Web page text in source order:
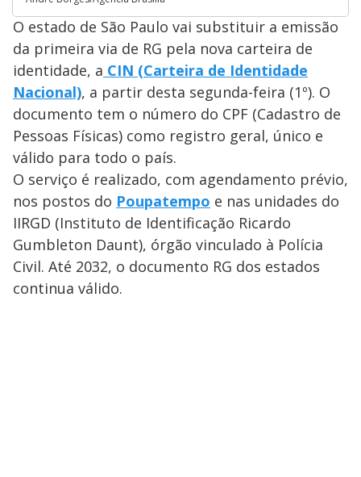
O estado de São Paulo vai substituir a emissão
da primeira via de RG pela nova carteira de
identidade, a CIN (Carteira de Identidade
Nacional), a partir desta segunda-feira (1º). O
documento tem o número do CPF (Cadastro de
Pessoas Físicas) como registro geral, único e
válido para todo o país.
O serviço é realizado, com agendamento prévio,
nos postos do Poupatempo e nas unidades do
IIRGD (Instituto de Identificação Ricardo
Gumbleton Daunt), órgão vinculado à Polícia
Civil. Até 2032, o documento RG dos estados
continua válido.